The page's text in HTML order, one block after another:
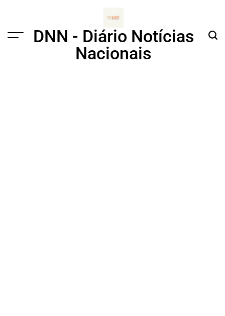
Menu
DNN - Diário Notícias
Nacionais